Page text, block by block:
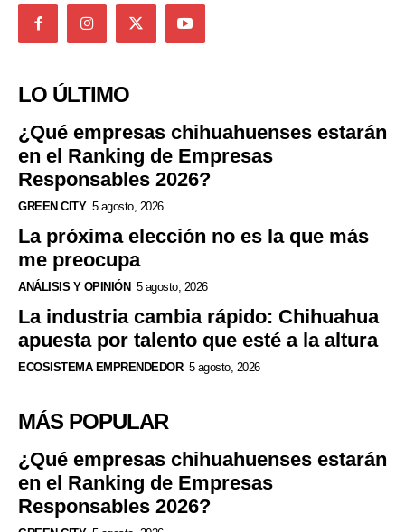
LO ÚLTIMO
¿Qué empresas chihuahuenses estarán
en el Ranking de Empresas
Responsables 2026?
GREEN CITY 5 agosto, 2026
La próxima elección no es la que más
me preocupa
ANÁLISIS Y OPINIÓN 5 agosto, 2026
La industria cambia rápido: Chihuahua
apuesta por talento que esté a la altura
ECOSISTEMA EMPRENDEDOR 5 agosto, 2026
MÁS POPULAR
¿Qué empresas chihuahuenses estarán
en el Ranking de Empresas
Responsables 2026?